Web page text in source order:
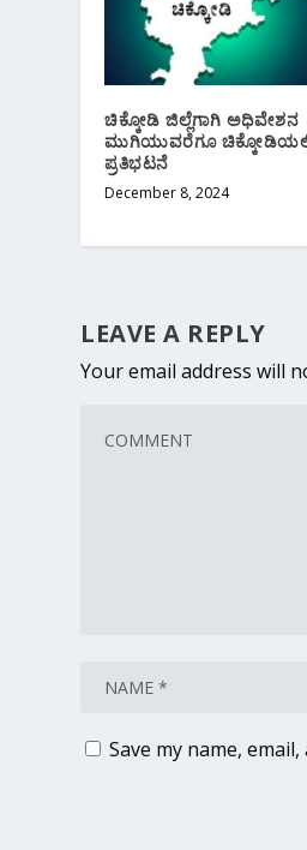
ಚಿಕ್ಕೋಡಿ ಜಿಲ್ಲೆಗಾಗಿ ಅಧಿವೇಶನ
ಮುಗಿಯುವರೆಗೂ
ಪ್ರತಿಭಟನೆ
December 8, 2024
LEAVE A REPLY
Your email address will
Save my name,